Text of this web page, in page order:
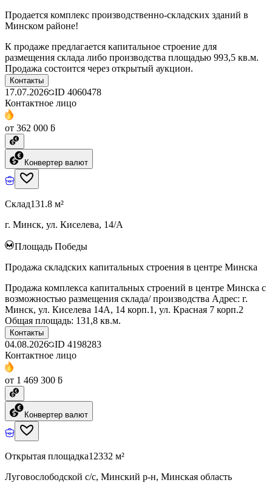
Продается комплекс производственно-складских зданий в
Минском районе!
К продаже предлагается капитальное строение для
размещения склада либо производства площадью 993,5 кв.м.
Продажа состоится через открытый аукцион.
Контакты
17.07.2026 ID 4060478
Контактное лицо
от 362 000 ƃ
Конвертер валют
Склад131.8 м²
г. Минск, ул. Киселева, 14/А
Площадь Победы
Продажа складских капитальных строения в центре Минска
Продажа комплекса капитальных строений в центре Минска с
возможностью размещения склада/ производства Адрес: г.
Минск, ул. Киселева 14А, 14 корп.1, ул. Красная 7 корп.2
Общая площадь: 131,8 кв.м.
Контакты
04.08.2026 ID 4198283
Контактное лицо
от 1 469 300 ƃ
Конвертер валют
Открытая площадка12332 м²
Луговослободской с/с, Минский р-н, Минская область